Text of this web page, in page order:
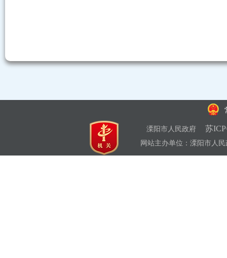
溧阳市人民政府 苏
网站主办单位：溧阳市人